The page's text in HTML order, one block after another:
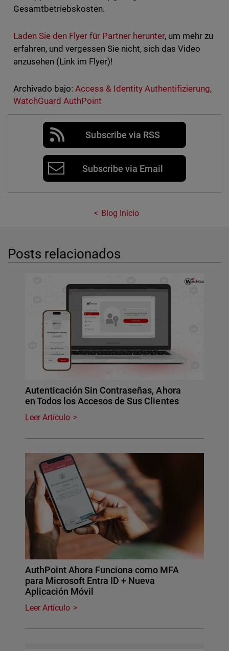
Gesamtbetriebskosten.
Laden Sie den Flyer für Partner herunter, um mehr zu
erfahren, und vergessen Sie nicht, sich das Video
anzusehen (Link im Flyer)!
Archivado bajo: Access & Identity Authentifizierung,
WatchGuard AuthPoint
Subscribe via RSS
Subscribe via Email
Blog Inicio
Posts relacionados
Autenticación Sin Contraseñas, Ahora
en Todos los Accesos de Sus Clientes
Leer Artículo
AuthPoint Ahora Funciona como MFA
para Microsoft Entra ID + Nueva
Aplicación Móvil
Leer Artículo